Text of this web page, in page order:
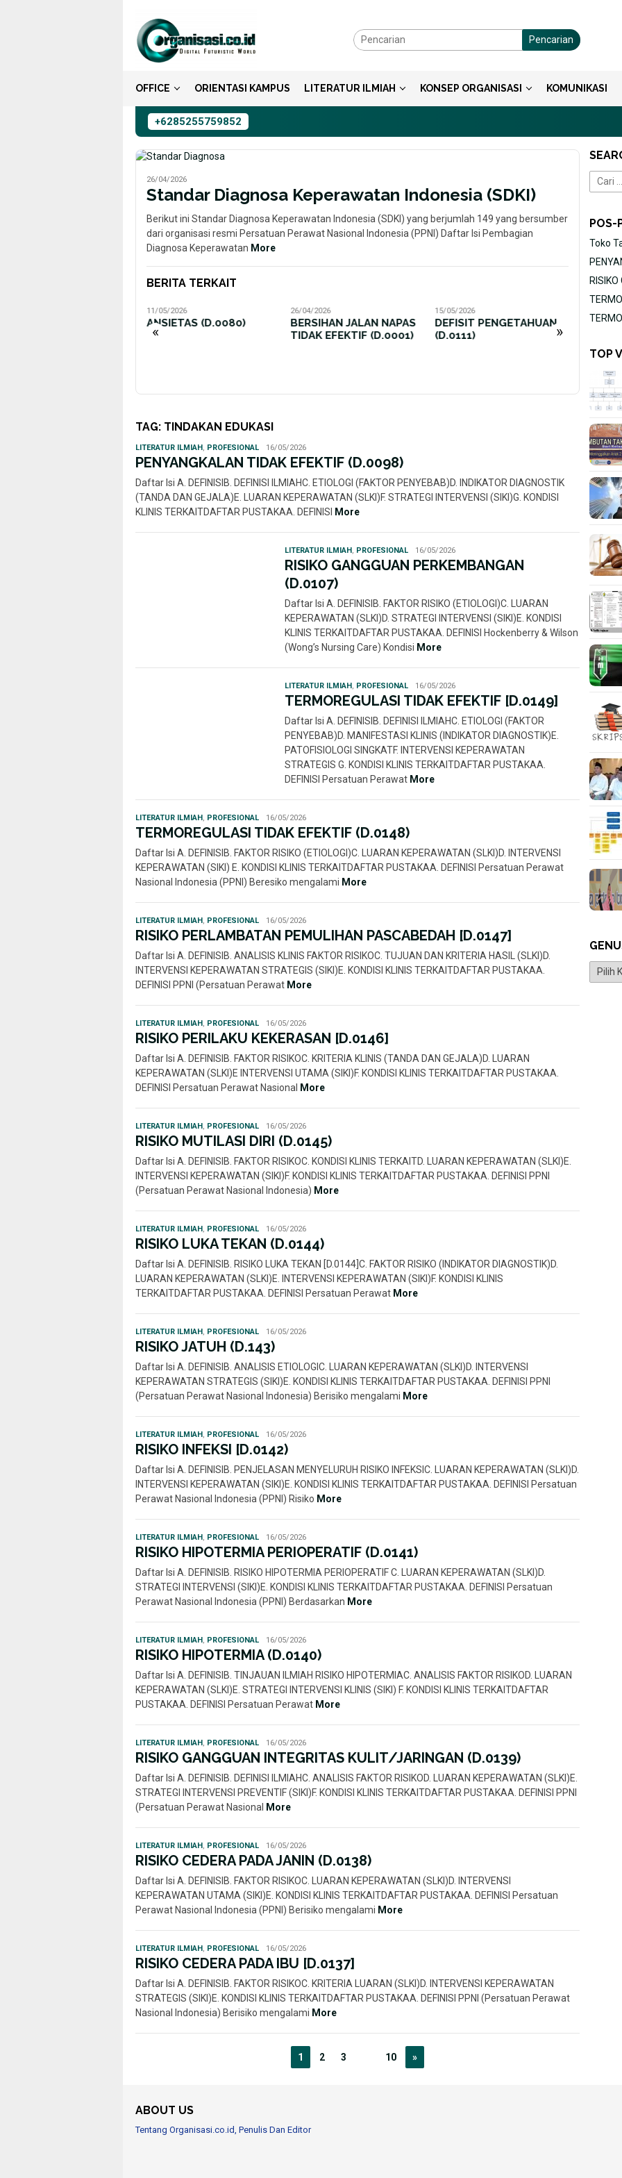
konten
Pencarian
OFFICE ORIENTASI KAMPUS LITERATUR ILMIAH KONSEP ORGANISASI KOMUNIKASI
+6285255759852
26/04/2026
Standar Diagnosa Keperawatan Indonesia (SDKI)
Berikut ini Standar Diagnosa Keperawatan Indonesia (SDKI) yang berjumlah 149 yang bersumber
dari organisasi resmi Persatuan Perawat Nasional Indonesia (PPNI) Daftar Isi Pembagian
Diagnosa Keperawatan More
BERITA TERKAIT
« »
26/04/2026
BERSIHAN JALAN NAPAS
TIDAK EFEKTIF (D.0001)
15/05/2026
DEFISIT PENGETAHUAN
(D.0111)
05/05/2026
TAG: TINDAKAN EDUKASI
LITERATUR ILMIAH, PROFESIONALRahmi
Nur
16/05/2026
PENYANGKALAN TIDAK EFEKTIF (D.0098)
Daftar Isi A. DEFINISIB. DEFINISI ILMIAHC. ETIOLOGI (FAKTOR PENYEBAB)D. INDIKATOR DIAGNOSTIK
(TANDA DAN GEJALA)E. LUARAN KEPERAWATAN (SLKI)F. STRATEGI INTERVENSI (SIKI)G. KONDISI
KLINIS TERKAITDAFTAR PUSTAKAA. DEFINISI
More
LITERATUR ILMIAH, PROFESIONALRahmi
Nur
16/05/2026
RISIKO GANGGUAN PERKEMBANGAN
(D.0107)
Daftar Isi A. DEFINISIB. FAKTOR RISIKO (ETIOLOGI)C. LUARAN
KEPERAWATAN (SLKI)D. STRATEGI INTERVENSI (SIKI)E. KONDISI
KLINIS TERKAITDAFTAR PUSTAKAA. DEFINISI Hockenberry & Wilson
(Wong’s Nursing Care) Kondisi More
LITERATUR ILMIAH, PROFESIONALStatuto
Disposita
16/05/2026
TERMOREGULASI TIDAK EFEKTIF [D.0149]
Daftar Isi A. DEFINISIB. DEFINISI ILMIAHC. ETIOLOGI (FAKTOR
PENYEBAB)D. MANIFESTASI KLINIS (INDIKATOR DIAGNOSTIK)E.
PATOFISIOLOGI SINGKATF. INTERVENSI KEPERAWATAN
STRATEGIS G. KONDISI KLINIS TERKAITDAFTAR PUSTAKAA.
DEFINISI Persatuan Perawat More
LITERATUR ILMIAH, PROFESIONALRahmi
Nur
16/05/2026
TERMOREGULASI TIDAK EFEKTIF (D.0148)
Daftar Isi A. DEFINISIB. FAKTOR RISIKO (ETIOLOGI)C. LUARAN KEPERAWATAN (SLKI)D. INTERVENSI
KEPERAWATAN (SIKI) E. KONDISI KLINIS TERKAITDAFTAR PUSTAKAA. DEFINISI Persatuan Perawat
Nasional Indonesia (PPNI) Beresiko mengalami More
LITERATUR ILMIAH, PROFESIONALRahmi
Nur
16/05/2026
RISIKO PERLAMBATAN PEMULIHAN PASCABEDAH [D.0147]
Daftar Isi A. DEFINISIB. ANALISIS KLINIS FAKTOR RISIKOC. TUJUAN DAN KRITERIA HASIL (SLKI)D.
INTERVENSI KEPERAWATAN STRATEGIS (SIKI)E. KONDISI KLINIS TERKAITDAFTAR PUSTAKAA.
DEFINISI PPNI (Persatuan Perawat More
LITERATUR ILMIAH, PROFESIONALRahmi
Nur
16/05/2026
RISIKO PERILAKU KEKERASAN [D.0146]
Daftar Isi A. DEFINISIB. FAKTOR RISIKOC. KRITERIA KLINIS (TANDA DAN GEJALA)D. LUARAN
KEPERAWATAN (SLKI)E INTERVENSI UTAMA (SIKI)F. KONDISI KLINIS TERKAITDAFTAR PUSTAKAA.
DEFINISI Persatuan Perawat Nasional
More
LITERATUR ILMIAH, PROFESIONALRahmi
Nur
16/05/2026
RISIKO MUTILASI DIRI (D.0145)
Daftar Isi A. DEFINISIB. FAKTOR RISIKOC. KONDISI KLINIS TERKAITD. LUARAN KEPERAWATAN (SLKI)E.
INTERVENSI KEPERAWATAN (SIKI)F. KONDISI KLINIS TERKAITDAFTAR PUSTAKAA. DEFINISI PPNI
(Persatuan Perawat Nasional Indonesia) More
LITERATUR ILMIAH, PROFESIONALRahmi
Nur
16/05/2026
RISIKO LUKA TEKAN (D.0144)
Daftar Isi A. DEFINISIB. RISIKO LUKA TEKAN [D.0144]C. FAKTOR RISIKO (INDIKATOR DIAGNOSTIK)D.
LUARAN KEPERAWATAN (SLKI)E. INTERVENSI KEPERAWATAN (SIKI)F. KONDISI KLINIS
TERKAITDAFTAR PUSTAKAA. DEFINISI Persatuan Perawat More
LITERATUR ILMIAH, PROFESIONALRahmi
Nur
16/05/2026
RISIKO JATUH (D.143)
Daftar Isi A. DEFINISIB. ANALISIS ETIOLOGIC. LUARAN KEPERAWATAN (SLKI)D. INTERVENSI
KEPERAWATAN STRATEGIS (SIKI)E. KONDISI KLINIS TERKAITDAFTAR PUSTAKAA. DEFINISI PPNI
(Persatuan Perawat Nasional Indonesia) Berisiko mengalami More
LITERATUR ILMIAH, PROFESIONALRahmi
Nur
16/05/2026
RISIKO INFEKSI [D.0142)
Daftar Isi A. DEFINISIB. PENJELASAN MENYELURUH RISIKO INFEKSIC. LUARAN KEPERAWATAN (SLKI)D.
INTERVENSI KEPERAWATAN (SIKI)E. KONDISI KLINIS TERKAITDAFTAR PUSTAKAA. DEFINISI Persatuan
Perawat Nasional Indonesia (PPNI) Risiko More
LITERATUR ILMIAH, PROFESIONALRahmi
Nur
16/05/2026
RISIKO HIPOTERMIA PERIOPERATIF (D.0141)
Daftar Isi A. DEFINISIB. RISIKO HIPOTERMIA PERIOPERATIF C. LUARAN KEPERAWATAN (SLKI)D.
STRATEGI INTERVENSI (SIKI)E. KONDISI KLINIS TERKAITDAFTAR PUSTAKAA. DEFINISI Persatuan
Perawat Nasional Indonesia (PPNI) Berdasarkan More
LITERATUR ILMIAH, PROFESIONALRahmi
Nur
16/05/2026
RISIKO HIPOTERMIA (D.0140)
Daftar Isi A. DEFINISIB. TINJAUAN ILMIAH RISIKO HIPOTERMIAC. ANALISIS FAKTOR RISIKOD. LUARAN
KEPERAWATAN (SLKI)E. STRATEGI INTERVENSI KLINIS (SIKI) F. KONDISI KLINIS TERKAITDAFTAR
PUSTAKAA. DEFINISI Persatuan Perawat More
LITERATUR ILMIAH, PROFESIONALRahmi
Nur
16/05/2026
RISIKO GANGGUAN INTEGRITAS KULIT/JARINGAN (D.0139)
Daftar Isi A. DEFINISIB. DEFINISI ILMIAHC. ANALISIS FAKTOR RISIKOD. LUARAN KEPERAWATAN (SLKI)E.
STRATEGI INTERVENSI PREVENTIF (SIKI)F. KONDISI KLINIS TERKAITDAFTAR PUSTAKAA. DEFINISI PPNI
(Persatuan Perawat Nasional
More
LITERATUR ILMIAH, PROFESIONALRahmi
Nur
16/05/2026
RISIKO CEDERA PADA JANIN (D.0138)
Daftar Isi A. DEFINISIB. FAKTOR RISIKOC. LUARAN KEPERAWATAN (SLKI)D. INTERVENSI
KEPERAWATAN UTAMA (SIKI)E. KONDISI KLINIS TERKAITDAFTAR PUSTAKAA. DEFINISI Persatuan
Perawat Nasional Indonesia (PPNI) Berisiko mengalami More
LITERATUR ILMIAH, PROFESIONALStatuto
Disposita
16/05/2026
RISIKO CEDERA PADA IBU [D.0137]
Daftar Isi A. DEFINISIB. FAKTOR RISIKOC. KRITERIA LUARAN (SLKI)D. INTERVENSI KEPERAWATAN
STRATEGIS (SIKI)E. KONDISI KLINIS TERKAITDAFTAR PUSTAKAA. DEFINISI PPNI (Persatuan Perawat
Nasional Indonesia) Berisiko mengalami More
1 2 3 10 »
Cari
untuk:
POS-
Toko
TOP
Genus
ABOUT US
Tentang Organisasi.co.id, Penulis Dan Editor